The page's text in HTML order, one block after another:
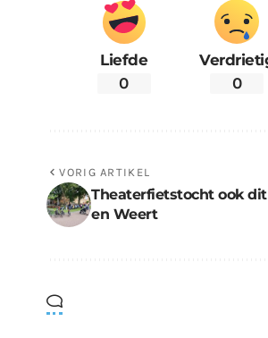
Liefde
0 0
VORIG ARTIKEL
Theaterfietstocht ook
en Weert